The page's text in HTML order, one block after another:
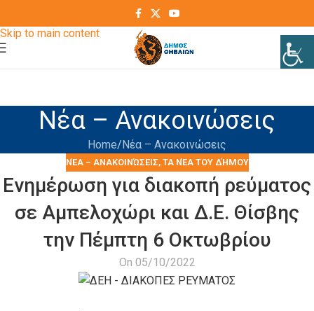
Skip to main content
Νέα – Ανακοινώσεις
Home Νέα – Ανακοινώσεις
ΝΈΑ – ΑΝΑΚΟΙΝΏΣΕΙΣ, ΤΑ ΝΈΑ ΤΟΥ ΔΉΜΟΥ
Ενημέρωση για διακοπή ρεύματος
σε Αμπελοχώρι και Δ.Ε. Θίσβης
την Πέμπτη 6 Οκτωβρίου
On 05/10/2022